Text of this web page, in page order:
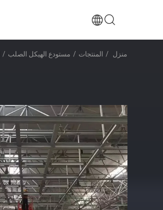
منزل / المنتجات / مستودع الهيكل الصلب /